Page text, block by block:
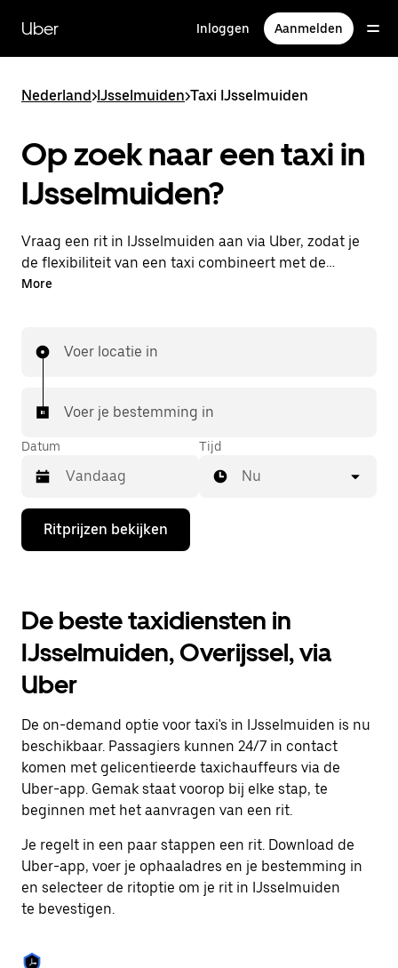
naar
hoofdinhoud
Uber Inloggen Aanmelden
Nederland>IJsselmuiden>Taxi IJsselmuiden
Op zoek naar een taxi in
IJsselmuiden?
Vraag een rit in IJsselmuiden aan via Uber, zodat je
de flexibiliteit van een taxi combineert met de
handige functies in de app. Je kunt on-demand een
Je rit is binnen handbereik.
More
Voer locatie in
Voer je bestemming in
Datum
Druk
de
de
agenda
te
openen
en
een
te
selecteren.
Druk
op
Escape
om
agenda
sluiten.
Tijd
Nu
Ritprijzen bekijken
De beste taxidiensten in
IJsselmuiden, Overijssel, via
Uber
De on-demand optie voor taxi's in IJsselmuiden is nu
beschikbaar. Passagiers kunnen 24/7 in contact
komen met gelicentieerde taxichauffeurs via de
Uber-app. Gemak staat voorop bij elke stap, te
beginnen met het aanvragen van een rit.
Je regelt in een paar stappen een rit. Download de
Uber-app, voer je ophaaladres en je bestemming in
en selecteer de ritoptie om je rit in IJsselmuiden
te bevestigen.